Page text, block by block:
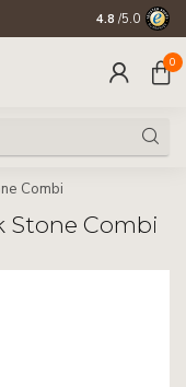
WELTWEITE
4.8 /5.0
0
Combi
Stone Combi